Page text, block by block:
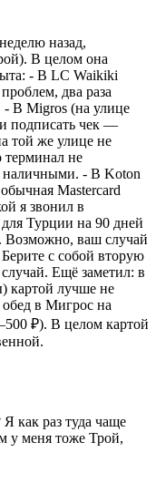
назад,
В целом она
- В LC Waikiki
два раза
- В Migros (на улице
подписать чек —
той же улице не
терминал не
наличными. - В Koton
Mastercard
я звонил в
Турции на 90 дней
Возможно, ваш случай
с собой вторую
Ещё заметил: в
картой лучше не
в Мигрос на
₽). В целом картой
как раз туда чаще
у меня тоже Трой,